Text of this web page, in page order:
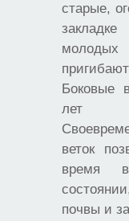
старые,
молодых
Боковые
лет
веток
время
почвы и